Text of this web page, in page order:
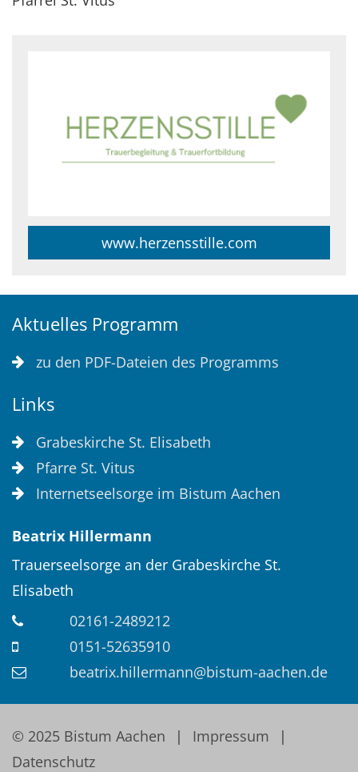
www.herzensstille.com
Aktuelles Programm
zu den PDF-Dateien des Programms
Links
Grabeskirche St. Elisabeth
Pfarre St. Vitus
Internetseelsorge im Bistum Aachen
Beatrix Hillermann
Trauerseelsorge an der Grabeskirche St.
Elisabeth
02161-2489212
0151-52635910
beatrix.hillermann@bistum-aachen.de
© 2025 Bistum Aachen
Impressum
Datenschutz